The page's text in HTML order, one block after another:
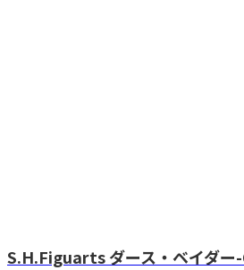
S.H.Figuarts ダース・ベイダー